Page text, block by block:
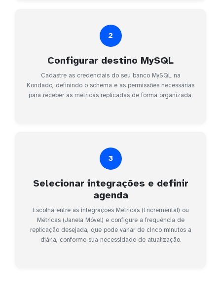
2
Configurar destino MySQL
Cadastre as credenciais do seu banco MySQL na
Kondado, definindo o schema e as permissões necessárias
para receber as métricas replicadas de forma organizada.
3
Selecionar integrações e definir
agenda
Escolha entre as integrações Métricas (Incremental) ou
Métricas (Janela Móvel) e configure a frequência de
replicação desejada, que pode variar de cinco minutos a
diária, conforme sua necessidade de atualização.